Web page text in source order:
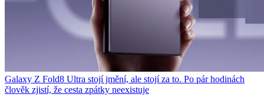
Galaxy Z Fold8 Ultra stojí jmění, ale stojí za to. Po pár hodinách
člověk zjistí, že cesta zpátky neexistuje